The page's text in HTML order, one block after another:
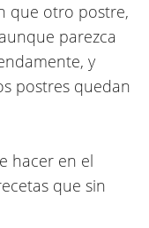
que otro postre,
parezca
y
postres quedan
hacer en el
que sin